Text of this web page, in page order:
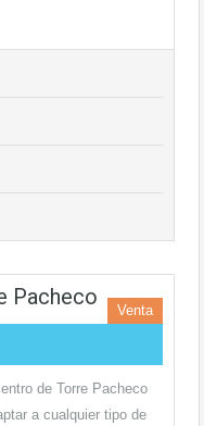
Pacheco
Venta
de Torre Pacheco
a cualquier tipo de